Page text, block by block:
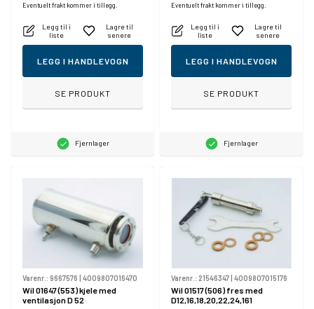
Eventuelt frakt kommer i tillegg.
Legg til i
liste
Lagre til
senere
LEGG I HANDLEVOGN
SE PRODUKT
Fjernlager
Eventuelt frakt kommer i tillegg.
Legg til i
liste
Lagre til
senere
LEGG I HANDLEVOGN
SE PRODUKT
Fjernlager
Varenr.: 9667576 | 4009807016470
Wil 01647 (553) kjele med
ventilasjon D 52
Varenr.: 21546347| 4009807015176
Wil 01517 (506) fres med
D12,16,18,20,22,24,161